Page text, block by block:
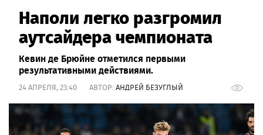
Наполи легко разгромил
аутсайдера чемпионата
Кевин де Брюйне отметился первыми
результативными действиями.
24 АПРЕЛЯ, 23:40 АВТОР: АНДРЕЙ БЕЗУГЛЫЙ